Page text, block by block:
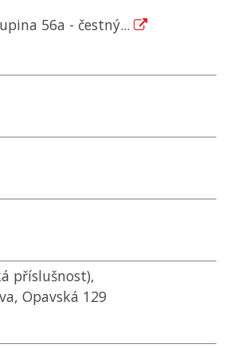
56a - čestný...
příslušnost),
Opavská 129